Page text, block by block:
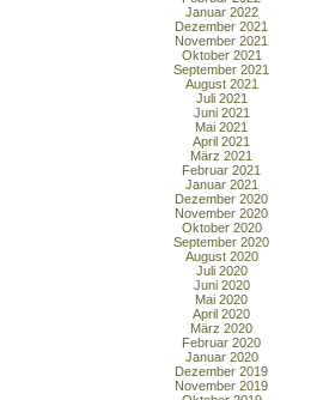
Januar 2022
Dezember 2021
November 2021
Oktober 2021
September 2021
August 2021
Juli 2021
Juni 2021
Mai 2021
April 2021
März 2021
Februar 2021
Januar 2021
Dezember 2020
November 2020
Oktober 2020
September 2020
August 2020
Juli 2020
Juni 2020
Mai 2020
April 2020
März 2020
Februar 2020
Januar 2020
Dezember 2019
November 2019